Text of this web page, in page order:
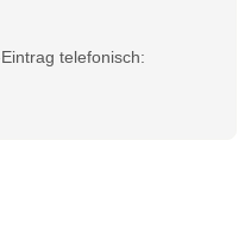
telefonisch: